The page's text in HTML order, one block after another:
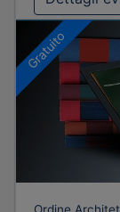
Gratuito